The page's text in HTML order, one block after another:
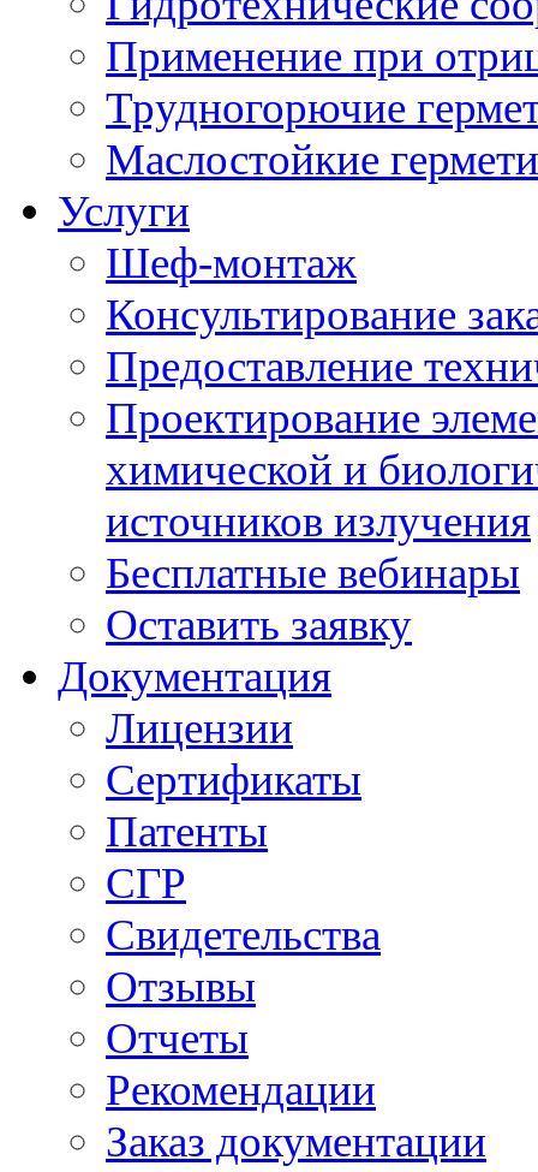
Применение при
Трудногорючие
Маслостойкие
Услуги
Шеф-монтаж
Консультирование
Предоставление
Проектирование
химической и
источников излучения
Бесплатные вебинары
Оставить заявку
Документация
Лицензии
Сертификаты
Патенты
СГР
Свидетельства
Отзывы
Отчеты
Рекомендации
Заказ документации